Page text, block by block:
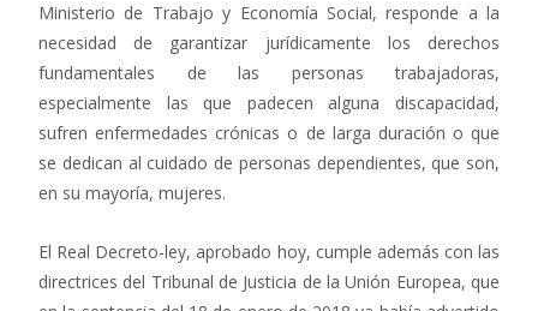
Ministerio de Trabajo y Economía Social, responde a la
necesidad de garantizar jurídicamente los derechos
fundamentales de las personas trabajadoras,
especialmente las que padecen alguna discapacidad,
sufren enfermedades crónicas o de larga duración o que
se dedican al cuidado de personas dependientes, que son,
en su mayoría, mujeres.
El Real Decreto-ley, aprobado hoy, cumple además con las
directrices del Tribunal de Justicia de la Unión Europea, que